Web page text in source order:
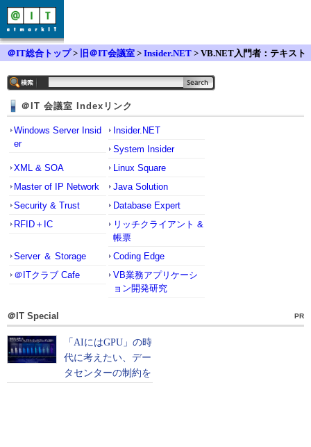
＠IT総合トップ> 旧＠IT会議室 > Insider.NET > VB.NET入門者：テキスト
＠IT 会議室 Indexリンク
Windows Server Insid
er
Insider.NET
System Insider
XML & SOA
Linux Square
Master of IP Network
Java Solution
Security & Trust
Database Expert
RFID＋IC
リッチクライアント &
帳票
Server ＆ Storage
Coding Edge
＠ITクラブ Cafe
VB業務アプリケーシ
ョン開発研究
＠IT Special PR